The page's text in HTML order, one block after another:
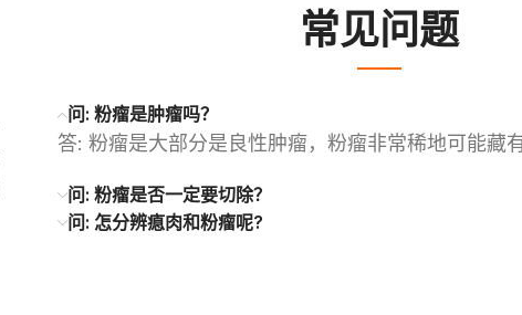
常见问题
问: 粉瘤是肿瘤吗？
答: 粉瘤是大部分是良性肿瘤，粉瘤非常稀地可能藏
问: 粉瘤是否一定要切除？
问: 怎分辨瘜肉和粉瘤呢?